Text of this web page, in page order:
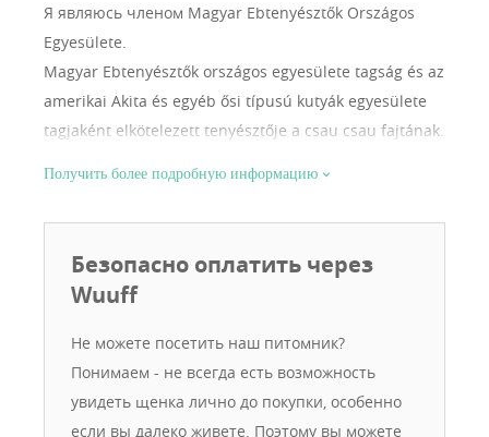
Я являюсь членом Magyar Ebtenyésztők Országos
Egyesülete.
Magyar Ebtenyésztők országos egyesülete tagság és az
amerikai Akita és egyéb ősi típusú kutyák egyesülete
tagjaként elkötelezett tenyésztője a csau csau fajtának.
Получить более подробную информацию
Безопасно оплатить через
Wuuff
Не можете посетить наш питомник?
Понимаем - не всегда есть возможность
увидеть щенка лично до покупки, особенно
если вы далеко живете. Поэтому вы можете